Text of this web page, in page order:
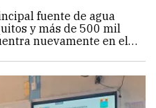
fuente de agua
y más de 500 mil
nuevamente en el